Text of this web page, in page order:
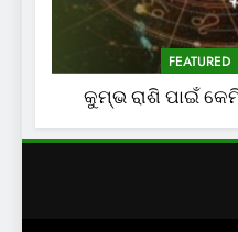
FEATURED
କୁମ୍ଭ ରାଶି ପାଇଁ